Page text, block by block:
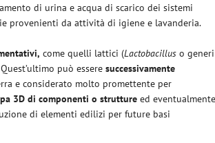
di urina e acqua di scarico dei sistemi
provenienti da attività di igiene e lavanderia.
come quelli lattici (Lactobacillus o generi
può esseresuccessivamente
e considerato molto promettente per
3D di componenti o strutture ed
di elementi edilizi per future basi